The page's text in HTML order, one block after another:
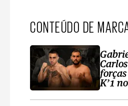
CONTEÚDO DE
forças
K’1